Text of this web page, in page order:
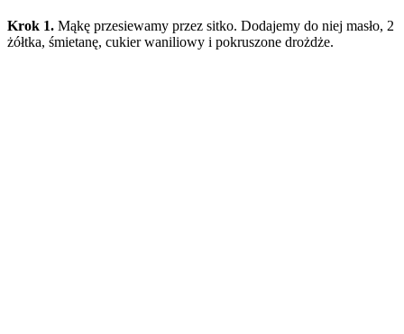
Krok 1. Mąkę przesiewamy przez sitko. Dodajemy do niej masło, 2
żółtka, śmietanę, cukier waniliowy i pokruszone drożdże.